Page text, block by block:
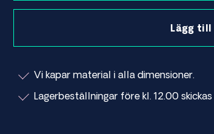
Lägg
Vi kapar material i alla dimensioner.
Lagerbeställningar före kl. 12.00